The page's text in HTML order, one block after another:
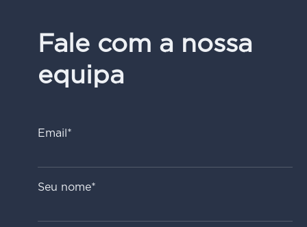
Fale com a nossa
equipa
Email*
Seu nome*